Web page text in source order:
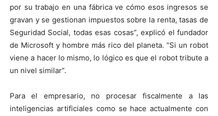
por su trabajo en una fábrica ve cómo esos ingresos se
gravan y se gestionan impuestos sobre la renta, tasas de
Seguridad Social, todas esas cosas”, explicó el fundador
de Microsoft y hombre más rico del planeta. “Si un robot
viene a hacer lo mismo, lo lógico es que el robot tribute a
un nivel similar”.
Para el empresario, no procesar fiscalmente a las
inteligencias artificiales como se hace actualmente con